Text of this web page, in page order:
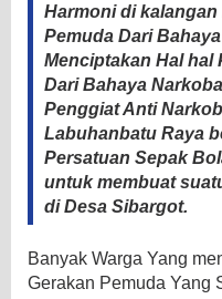
Harmoni di
Pemuda Dari
Menciptakan Hal hal
Dari Bahaya
Penggiat Anti
Labuhanbatu Raya
Persatuan Sepak
untuk membuat
di Desa Sibargot.
Banyak Warga Yang
Gerakan Pemuda Yang